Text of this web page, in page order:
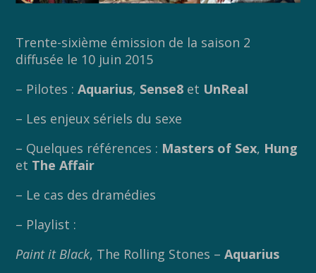
Trente-sixième émission de la saison 2
diffusée le 10 juin 2015
– Pilotes :Aquarius, Sense8 et UnReal
– Les enjeux sériels du sexe
– Quelques références : Masters of Sex, Hung
et The Affair
– Le cas des dramédies
– Playlist :
Paint it Black, The Rolling Stones –Aquarius